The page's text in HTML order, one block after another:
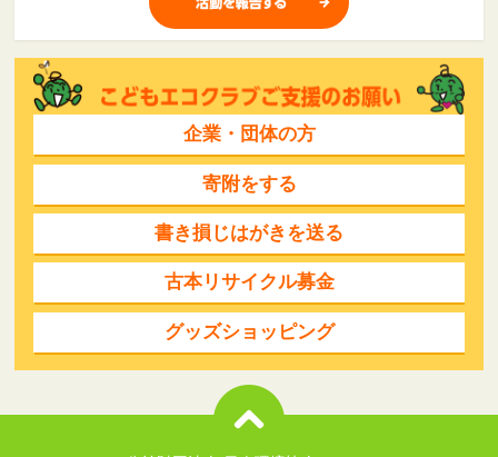
企業・団体の方
寄附をする
書き損じはがきを送る
古本リサイクル募金
グッズショッピング